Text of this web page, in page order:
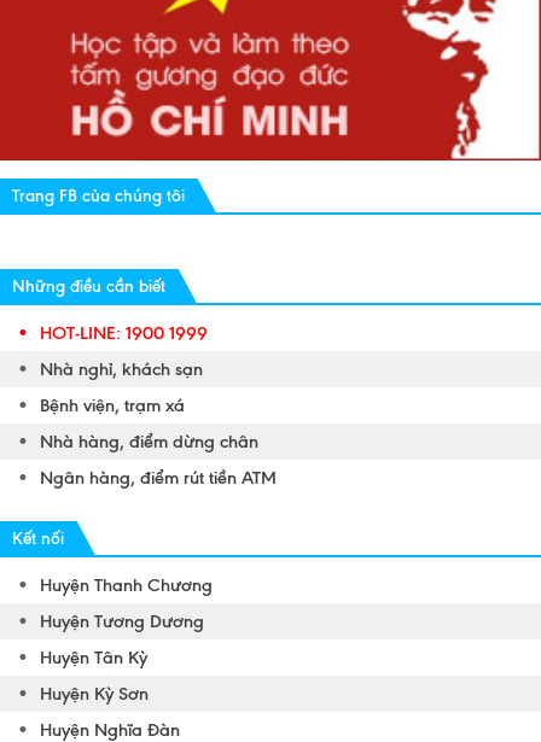
Trang FB của chúng tôi
Những điều cần biết
HOT-LINE: 1900 1999
Nhà nghỉ, khách sạn
Bệnh viện, trạm xá
Nhà hàng, điểm dừng chân
Ngân hàng, điểm rút tiền ATM
Kết nối
Huyện Thanh Chương
Huyện Tương Dương
Huyện Tân Kỳ
Huyện Kỳ Sơn
Huyện Nghĩa Đàn